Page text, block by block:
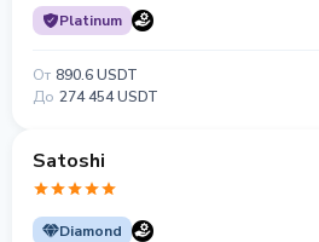
Platinum
От 890.6 USDT
До 274 454 USDT
Satoshi
Diamond